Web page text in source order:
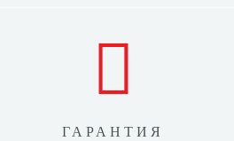
ГАРАНТИЯ